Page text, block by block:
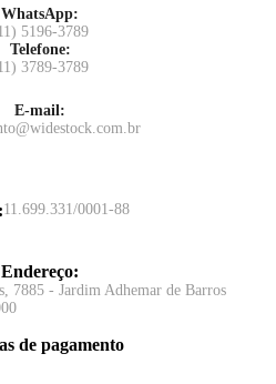
WhatsApp:
5196-3789
Telefone:
3789-3789
E-mail:
:11.699.331/0001-88
Endereço:
7885 - Jardim Adhemar de Barros
de pagamento